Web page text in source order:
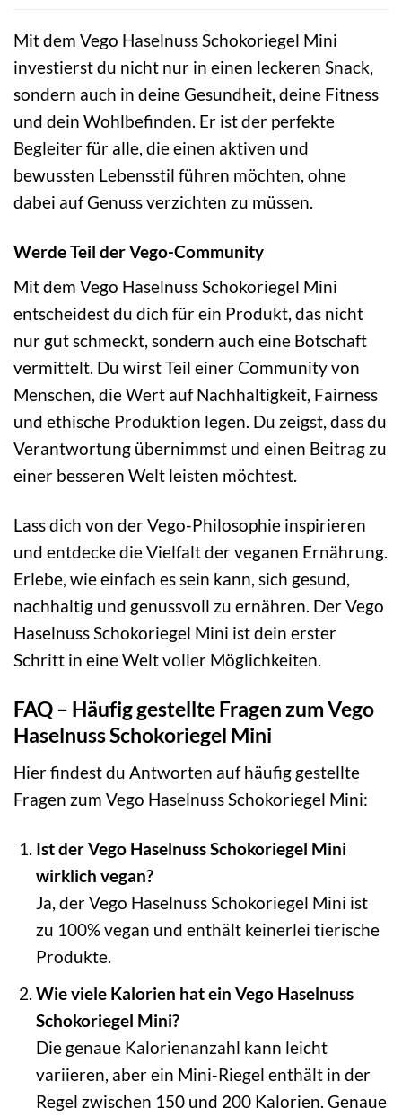
Mit dem Vego Haselnuss Schokoriegel Mini
investierst du nicht nur in einen leckeren Snack,
sondern auch in deine Gesundheit, deine Fitness
und dein Wohlbefinden. Er ist der perfekte
Begleiter für alle, die einen aktiven und
bewussten Lebensstil führen möchten, ohne
dabei auf Genuss verzichten zu müssen.
Werde Teil der Vego-Community
Mit dem Vego Haselnuss Schokoriegel Mini
entscheidest du dich für ein Produkt, das nicht
nur gut schmeckt, sondern auch eine Botschaft
vermittelt. Du wirst Teil einer Community von
Menschen, die Wert auf Nachhaltigkeit, Fairness
und ethische Produktion legen. Du zeigst, dass du
Verantwortung übernimmst und einen Beitrag zu
einer besseren Welt leisten möchtest.
Lass dich von der Vego-Philosophie inspirieren
und entdecke die Vielfalt der veganen Ernährung.
Erlebe, wie einfach es sein kann, sich gesund,
nachhaltig und genussvoll zu ernähren. Der Vego
Haselnuss Schokoriegel Mini ist dein erster
Schritt in eine Welt voller Möglichkeiten.
FAQ – Häufig gestellte Fragen zum Vego
Haselnuss Schokoriegel Mini
Hier findest du Antworten auf häufig gestellte
Fragen zum Vego Haselnuss Schokoriegel Mini:
Ist der Vego Haselnuss Schokoriegel Mini
wirklich vegan?
Ja, der Vego Haselnuss Schokoriegel Mini ist
zu 100% vegan und enthält keinerlei tierische
Produkte.
Wie viele Kalorien hat ein Vego Haselnuss
Schokoriegel Mini?
Die genaue Kalorienanzahl kann leicht
variieren, aber ein Mini-Riegel enthält in der
Regel zwischen 150 und 200 Kalorien. Genaue